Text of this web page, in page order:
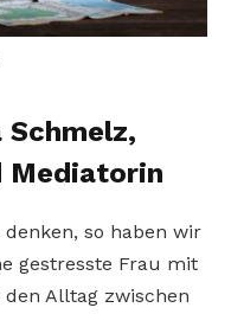
Schmelz,
Mediatorin
so haben wir
gestresste Frau mit
Alltag zwischen